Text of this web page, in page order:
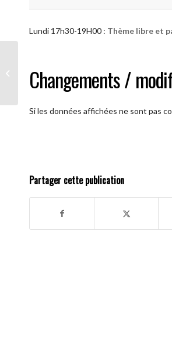
Lundi 17h30-19H00 : Thème libre et
Changements /
Si les données affichées ne sont pas
Partager cette publication
partages )